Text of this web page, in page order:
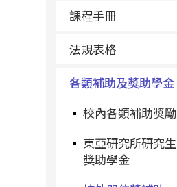
課程手冊
法規表格
各類補助及獎助學金
校內各類補助獎勵
東亞研究所研究生
獎助學金